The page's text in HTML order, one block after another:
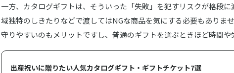
一方、カタログギフトは、そういった「失敗」を犯すリスクが格段
域独特のしきたりなどで渡してはNGな商品を気にする必要もありま
守りやすいのもメリットですし、普通のギフトを選ぶときほど時間や
出産祝いに贈りたい人気カタログギフト・ギフトチケット7選